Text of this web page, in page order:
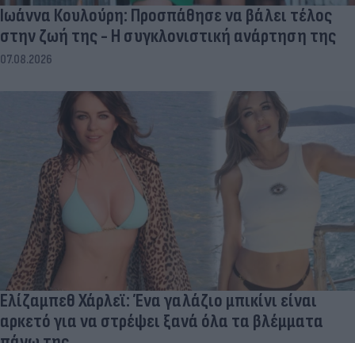
Ιωάννα Κουλούρη: Προσπάθησε να βάλει τέλος
στην ζωή της - Η συγκλονιστική ανάρτηση της
07.08.2026
Ελίζαμπεθ Χάρλεϊ: Ένα γαλάζιο μπικίνι είναι
αρκετό για να στρέψει ξανά όλα τα βλέμματα